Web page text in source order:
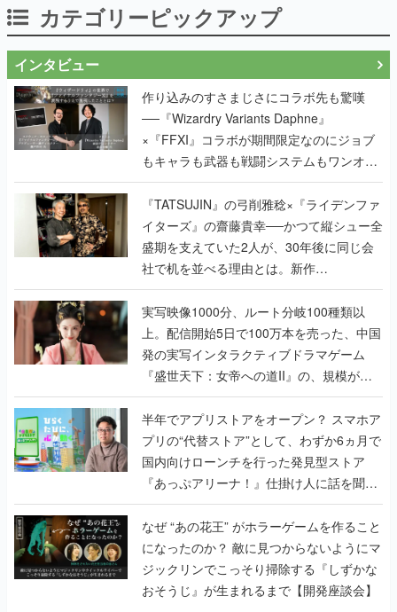
カテゴリーピックアップ
インタビュー
作り込みのすさまじさにコラボ先も驚嘆
──『Wizardry Variants Daphne』
×『FFXI』コラボが期間限定なのにジョブ
もキャラも武器も戦闘システムもワンオフ
で作り込まれた理由を両ディレクターに聞
く
『TATSUJIN』の弓削雅稔×『ライデンファ
イターズ』の齋藤貴幸──かつて縦シュー全
盛期を支えていた2人が、30年後に同じ会
社で机を並べる理由とは。新作
『TATSUJIN EXTREME』で初タッグを組
んだレジェンド2人に訊く開発秘話
実写映像1000分、ルート分岐100種類以
上。配信開始5日で100万本を売った、中国
発の実写インタラクティブドラマゲーム
『盛世天下：女帝への道II』の、規模が違
うこだわりをプロデューサーに聞いた
半年でアプリストアをオープン？ スマホア
プリの“代替ストア”として、わずか6ヵ月で
国内向けローンチを行った発見型ストア
『あっぷアリーナ！』仕掛け人に話を聞い
てみた
なぜ “あの花王” がホラーゲームを作ること
になったのか？ 敵に見つからないようにマ
ジックリンでこっそり掃除する『しずかな
おそうじ』が生まれるまで【開発座談会】